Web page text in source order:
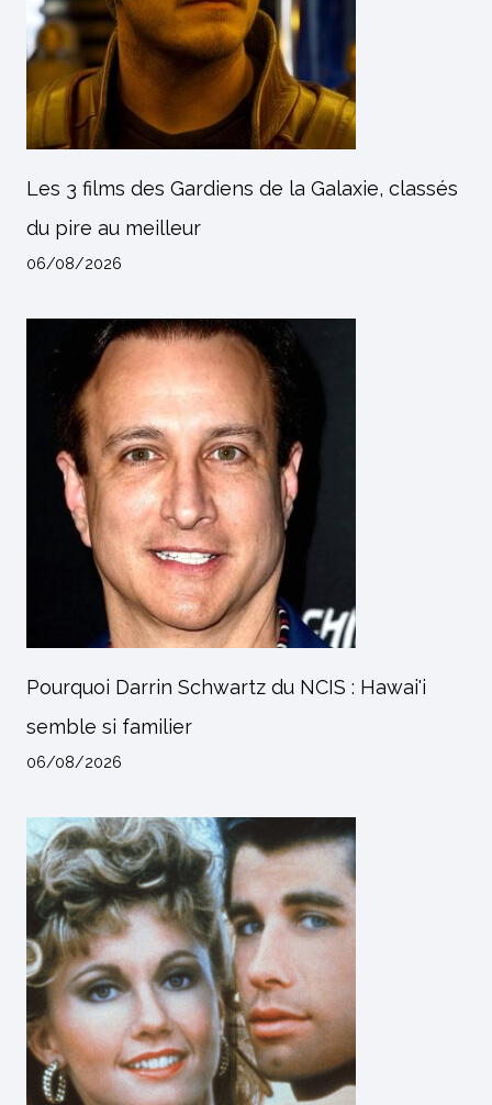
Les 3 films des Gardiens de la Galaxie, classés
du pire au meilleur
06/08/2026
Pourquoi Darrin Schwartz du NCIS : Hawai'i
semble si familier
06/08/2026